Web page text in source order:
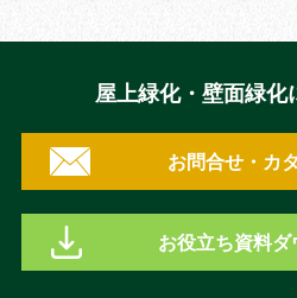
屋上緑化・壁面緑化
お問合せ・カ
お役立ち資料